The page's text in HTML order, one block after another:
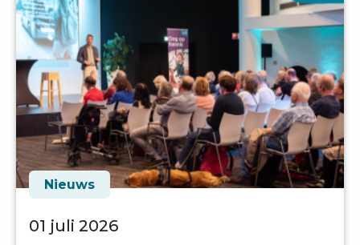
Nieuws
01 juli 2026